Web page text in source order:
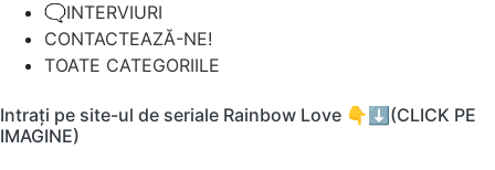
🗨️INTERVIURI
CONTACTEAZĂ-NE!
TOATE CATEGORIILE
Intrați pe site-ul de seriale Rainbow Love 👇⬇️(CLICK PE
IMAGINE)